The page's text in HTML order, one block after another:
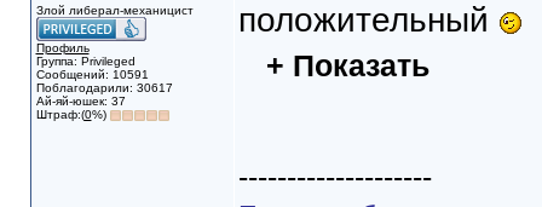
Злой либерал-механицист
Профиль
Группа: Privileged
Сообщений: 10591
Поблагодарили: 30617
Ай-яй-юшек: 37
Штраф:(0%)
положительный
+ Показать
--------------------